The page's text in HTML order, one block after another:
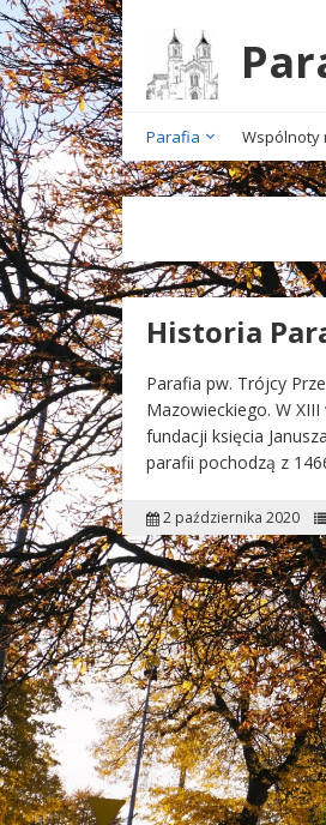
Parafia Wspólnoty
Historia
Parafia pw. Trójcy
Mazowieckiego. W
fundacji księcia
parafii pochodzą z
2 października 2020